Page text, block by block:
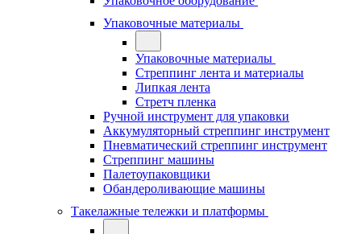
Упаковочные материалы
Упаковочные материалы
Стреппинг лента и материалы
Липкая лента
Стретч пленка
Ручной инструмент для упаковки
Аккумуляторный стреппинг инструмент
Пневматический стреппинг инструмент
Стреппинг машины
Палетоупаковщики
Обандероливающие машины
Такелажные тележки и платформы